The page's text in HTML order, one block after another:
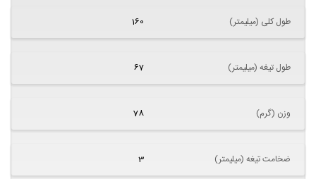
طول کلی (میلیمتر) 160
طول تیغه (میلیمتر) 67
وزن (گرم) 78
ضخامت تیغه (میلیمتر) 3